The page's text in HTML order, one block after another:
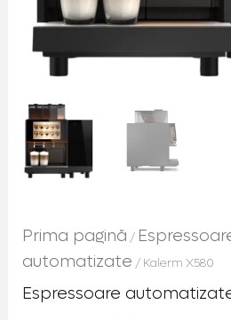
Prima pagină /
automatizate / Kalerm X580
Espressoare